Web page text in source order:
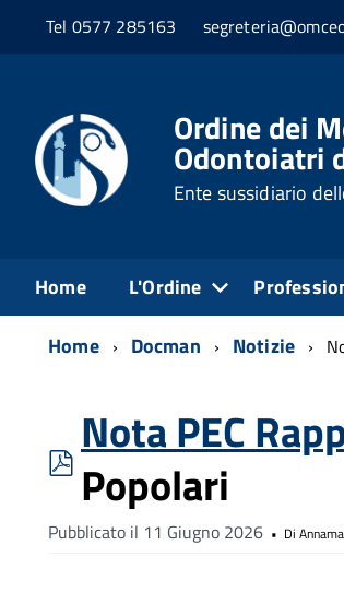
Tel 0577 285163
Ordine dei
Odontoiatri
Ente sussidiario
Home L'Ordine
Home Docman Notizie
pdf
Nota PEC
Popolari
Pubblicato il 11 Giugno 2026 Di